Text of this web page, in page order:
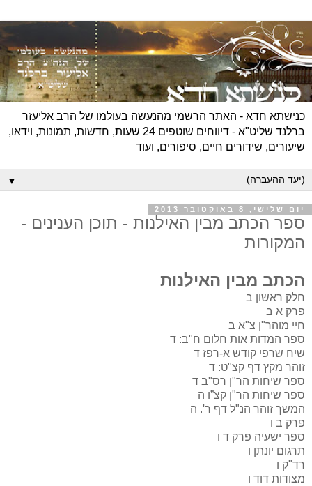
כנישתא חדא - האתר הרשמי מהנעשה בעולמו של הרב אליעזר
ברלנד שליט"א - דיווחים שוטפים 24 שעות, חדשות, תמונות, וידאו,
שיעורים, שידורים חיים, סיפורים, ועוד
▼
יום שלישי, 8 באוקטובר 2013
ספר הכתב מבין האילנות - תוכן הענינים -
המקורות
הכתב מבין האילנות
חלק ראשון ב
פרק א ב
חיי מוהר"ן צ"א ב
ספר המדות אות חלום ח"ב: ד
שיח שרפי קודש א-רפז ד
זוהר מקץ דף קצ"ט: ד
ספר שיחות הר"ן רס"ב ד
ספר שיחות הר"ן קצ”ו ה
המשך זוהר הנ"ל דף ר'. ה
פרק ב ו
ספר ישעיה פרק ד ו
תרגום יונתן ו
רד"ק ו
מצודות דוד ו